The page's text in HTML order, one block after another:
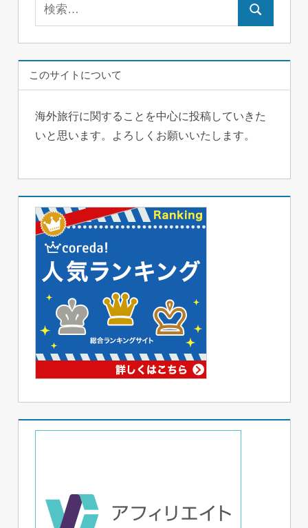
検
このサイトについて
海外旅行に関することを中心に投稿していきた
いと思います。よろしくお願いいたします。